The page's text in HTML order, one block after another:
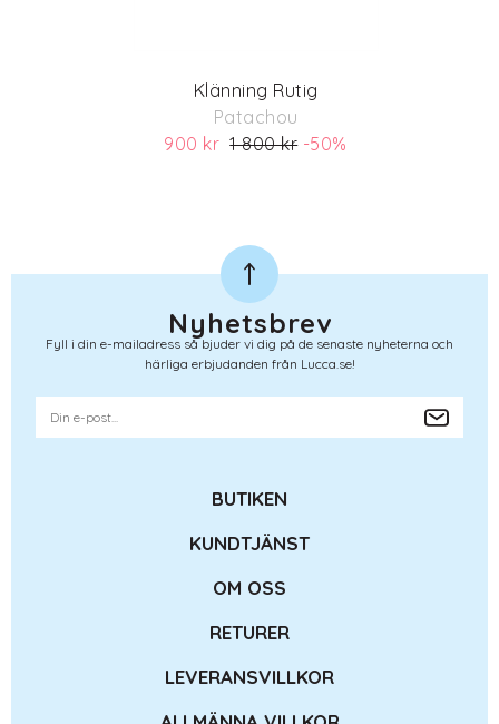
Klänning Rutig
Patachou
900 kr1 800 kr-50%
Nyhetsbrev
Fyll i din e-mailadress så bjuder vi dig på de senaste nyheterna och
härliga erbjudanden från Lucca.se!
BUTIKEN
KUNDTJÄNST
OM OSS
RETURER
LEVERANSVILLKOR